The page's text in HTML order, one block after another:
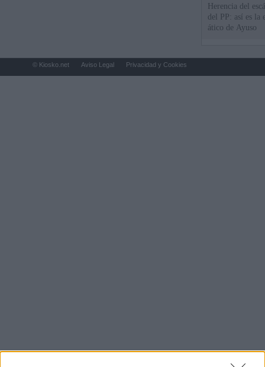
Herencia del
del PP: así es la
ático de Ayuso
© Kiosko.net Aviso Legal Privacidad y Cookies